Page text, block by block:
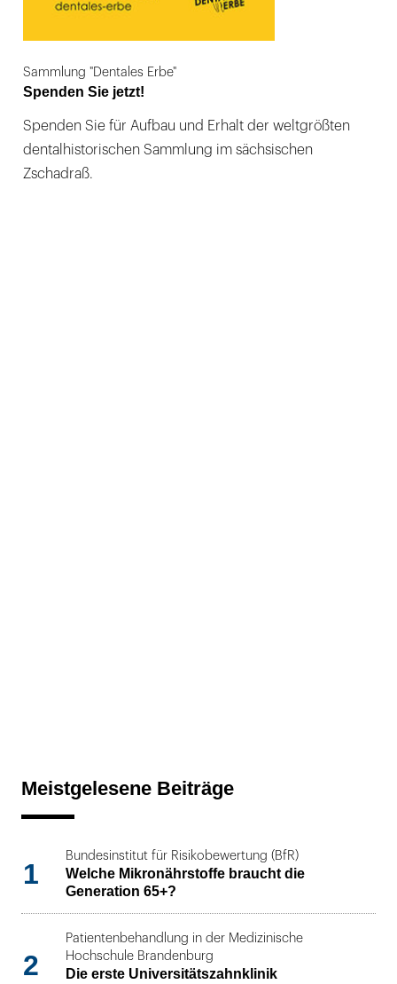
Sammlung "Dentales Erbe"
Spenden Sie jetzt!
Spenden Sie für Aufbau und Erhalt der weltgrößten
dentalhistorischen Sammlung im sächsischen
Zschadraß.
Meistgelesene Beiträge
1
Bundesinstitut für Risikobewertung (BfR)
Welche Mikronährstoffe braucht die
Generation 65+?
2
Patientenbehandlung in der Medizinische
Hochschule Brandenburg
Die erste Universitätszahnklinik